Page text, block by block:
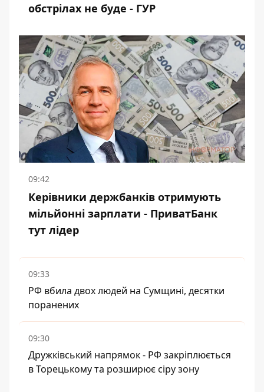
обстрілах не буде - ГУР
09:42
Керівники держбанків отримують
мільйонні зарплати - ПриватБанк
тут лідер
09:33
РФ вбила двох людей на Сумщині, десятки
поранених
09:30
Дружківський напрямок - РФ закріплюється
в Торецькому та розширює сіру зону